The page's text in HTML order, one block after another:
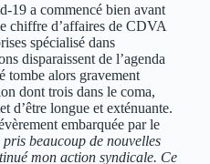
19 a commencé bien avant
chiffre d’affaires de CDVA
spécialisé dans
disparaissent de l’agenda
tombe alors gravement
dont trois dans le coma,
d’être longue et exténuante.
embarquée par le
beaucoup de nouvelles
mon action syndicale. Ce